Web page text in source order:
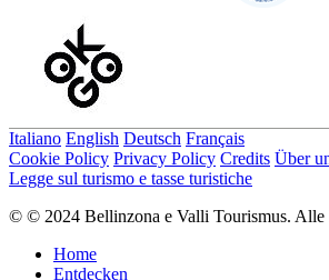
Italiano English Deutsch Français
Cookie Policy Privacy Policy Credits Über
Legge sul turismo e tasse turistiche
© © 2024 Bellinzona e Valli Tourismus. Alle
Home
Entdecken